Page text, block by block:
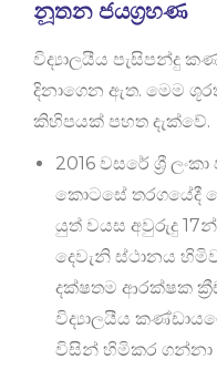
නූතන ජයග්‍රහණ
විද්‍යාලයීය පැසිපන්දු
දිනාගෙන ඇත. මෙම
කිහිපයක් පහත දැක්වේ.
2016 වසරේ ශ්‍රී
කොටසේ තරගයේදී
යුත් වයස අවුරුදු
දෙවැනි ස්ථානය
දක්ෂතම ආරක්ෂක
විද්‍යාලයීය
විසින් හිමිකර ගන්නා